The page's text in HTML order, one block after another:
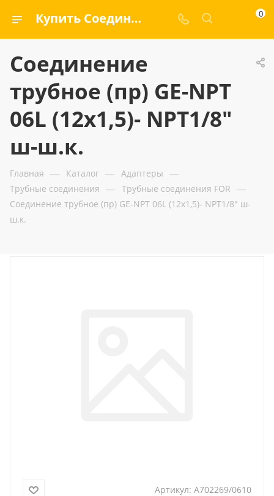
Купить Соединение трубное (пр) GE-NPT 06L (12x1,5)- NPT1/8" ш-ш.к. — ООО «ГИДРАМАКС» 0
Соединение
трубное (пр) GE-NPT
06L (12x1,5)- NPT1/8"
ш-ш.к.
Главная — Каталог — Адаптеры —
Трубные соединения — Трубные соединения FOR —
Соединение трубное (пр) GE-NPT 06L (12x1,5)- NPT1/8" ш-
ш.к.
Артикул: A702269/0610